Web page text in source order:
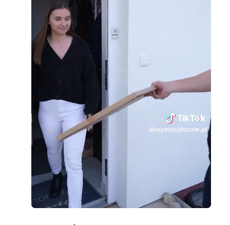
Unmute Loaded
100.00%